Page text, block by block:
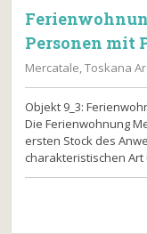
Personen mit
Mercatale, Toskana
Objekt 9_3:
Die Ferienwohnung
ersten Stock des
charakteristischen Art